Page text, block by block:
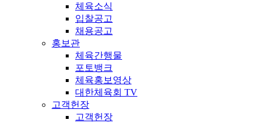
체육소식
입찰공고
채용공고
홍보관
체육간행물
포토뱅크
체육홍보영상
대한체육회 TV
고객헌장
고객헌장